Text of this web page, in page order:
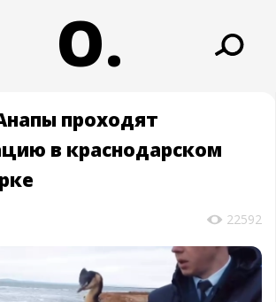
О.
проходят
в краснодарском
22592